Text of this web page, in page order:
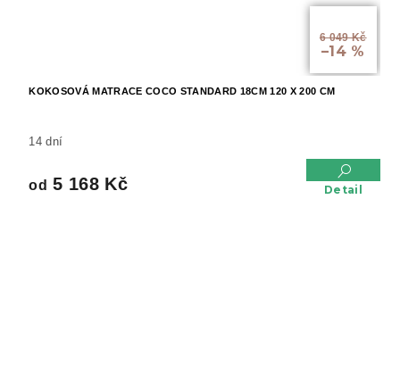
6 049 Kč
–14 %
KOKOSOVÁ MATRACE COCO STANDARD 18CM 120 X 200 CM
14 dní
od 5 168 Kč Detail